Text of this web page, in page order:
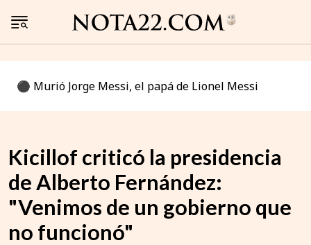
⚫️ Murió Jorge Messi, el papá de Lionel Messi
Kicillof criticó la presidencia
de Alberto Fernández:
"Venimos de un gobierno que
no funcionó"